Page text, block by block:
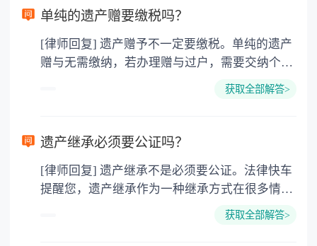
单纯的遗产赠要缴税吗？
[律师回复] 遗产赠予不一定要缴税。单纯的遗产
赠与无需缴纳，若办理赠与过户，需要交纳个人
所得税、契税和公证费。赠与过户是没有增值税
要缴纳公证费，具体如下： 1. 公证费：按房
3. 印花税：按房屋评估价的0.05%缴纳 4. 土
地增值税：按房价1%缴纳 5. 房屋产权登记费：
获取全部解答>
遗产继承必须要公证吗？
[律师回复] 遗产继承不是必须要公证。法律快车
提醒您，遗产继承作为一种继承方式在很多情况
下都是不需要公证的，当然，如果需要公正的也
获取全部解答>